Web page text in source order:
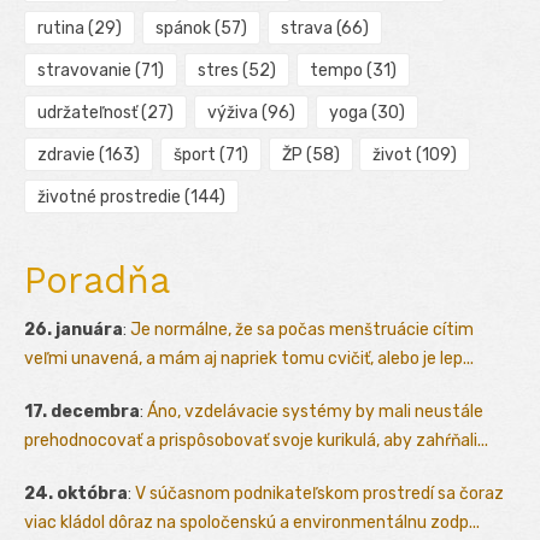
rutina (29) spánok(57) strava (66)
stravovanie (71) stres (52) tempo (31)
udržateľnosť(27) výživa (96) yoga (30)
zdravie (163) šport (71) ŽP (58) život (109)
životné prostredie (144)
Poradňa
26. januára: Je normálne, že sa počas menštruácie cítim
veľmi unavená, a mám aj napriek tomu cvičiť, alebo je lep...
17. decembra: Áno, vzdelávacie systémy by mali neustále
prehodnocovať a prispôsobovať svoje kurikulá, aby zahŕňali...
24. októbra: V súčasnom podnikateľskom prostredí sa čoraz
viac kládol dôraz na spoločenskú a environmentálnu zodp...